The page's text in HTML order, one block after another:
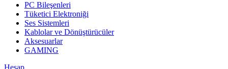
PC Bileşenleri
Tüketici Elektroniği
Ses Sistemleri
Kablolar ve Dönüştürücüler
Aksesuarlar
GAMING
Hesap